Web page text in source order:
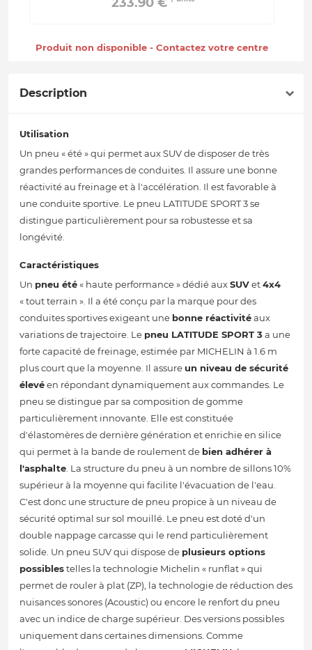
Produit non disponible - Contactez votre centre
Description
Utilisation
Un pneu « été » qui permet aux SUV de disposer de très
grandes performances de conduites. Il assure une bonne
réactivité au freinage et à l'accélération. Il est favorable à
une conduite sportive. Le pneu LATITUDE SPORT 3 se
distingue particulièrement pour sa robustesse et sa
longévité.
Caractéristiques
Un pneu été« haute performance » dédié auxSUVet4x4
« tout terrain ». Il a été conçu par la marque pour des
conduites sportives exigeant une bonne réactivitéaux
variations de trajectoire. Le pneu LATITUDE SPORT 3a une
forte capacité de freinage, estimée par MICHELIN à 1.6 m
plus court que la moyenne. Il assure un niveau de sécurité
élevéen répondant dynamiquement aux commandes. Le
pneu se distingue par sa composition de gomme
particulièrement innovante. Elle est constituée
d'élastomères de dernière génération et enrichie en silice
qui permet à la bande de roulement de bien adhérer à
l'asphalte. La structure du pneu à un nombre de sillons 10%
supérieur à la moyenne qui facilite l'évacuation de l'eau.
C'est donc une structure de pneu propice à un niveau de
sécurité optimal sur sol mouillé. Le pneu est doté d'un
double nappage carcasse qui le rend particulièrement
solide. Un pneu SUV qui dispose de plusieurs options
possiblestelles la technologie Michelin « runflat » qui
permet de rouler à plat (ZP), la technologie de réduction des
nuisances sonores (Acoustic) ou encore le renfort du pneu
avec un indice de charge supérieur. Des versions possibles
uniquement dans certaines dimensions. Comme